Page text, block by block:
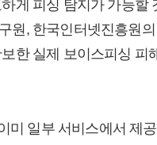
게 피싱 탐지가 가능
원, 한국인터넷진흥원
한 실제 보이스피싱
미 일부 서비스에서